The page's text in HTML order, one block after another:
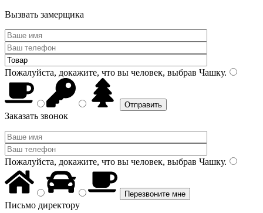
Вызвать замерщика
Пожалуйста, докажите, что вы человек, выбрав Чашку.
Заказать звонок
Пожалуйста, докажите, что вы человек, выбрав Чашку.
Письмо директору